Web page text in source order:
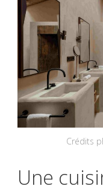
Crédits
Une